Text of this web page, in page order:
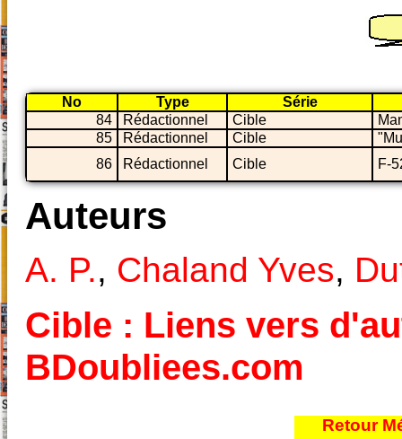
No Type
Série
84
Rédactionnel Cible
85
Rédactionnel Cible
86
Rédactionnel Cible F-
Auteurs
A. P., Chaland Yves,
Cible : Liens vers
BDoubliees.com
Retour